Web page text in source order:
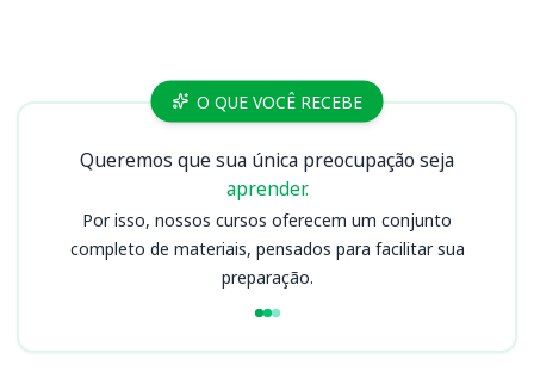
Cursos O QUE VOCÊ RECEBE
Queremos que sua única preocupação seja
aprender.
Por isso, nossos cursos oferecem um conjunto
completo de materiais, pensados para facilitar sua
preparação.